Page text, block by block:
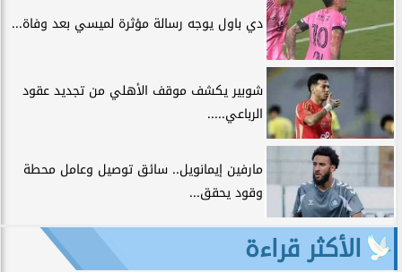
دي باول يوجه رسالة مؤثرة لميسي بعد وفاة...
شوبير يكشف موقف الأهلي من تجديد عقود
الرباعي.....
مارفين إيمانويل.. سائق توصيل وعامل محطة
وقود يحقق...
الأكثر قراءة